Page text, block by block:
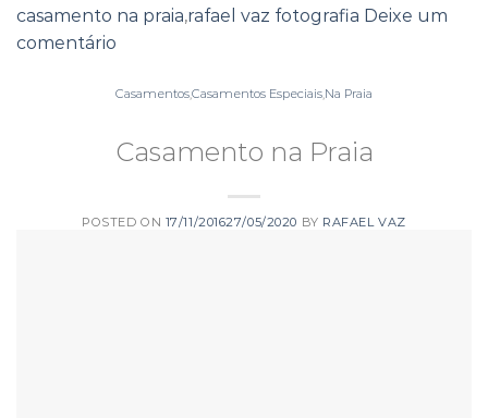
casamento na praia,rafael vaz fotografia Deixe um
comentário
Casamentos,Casamentos Especiais,Na Praia
Casamento na Praia
POSTED ON 17/11/201627/05/2020 BY RAFAEL VAZ